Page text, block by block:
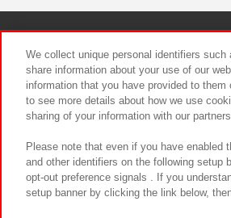
We collect unique personal identifiers
share information about your use of our
information that you have provided to
to see more details about how we use
sharing of your information with our
Please note that even if you have enabled
and other identifiers on the following setup
opt-out preference signals . If you
setup banner by clicking the link below,